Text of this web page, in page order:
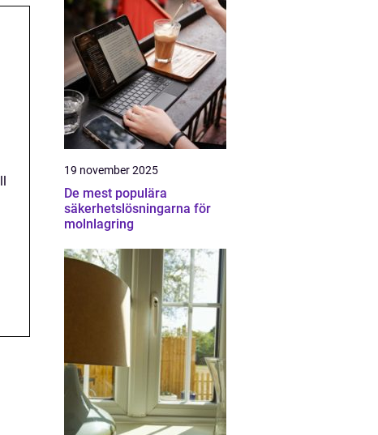
19 november 2025
De mest populära
säkerhetslösningarna för
molnlagring